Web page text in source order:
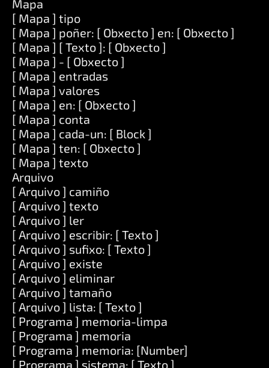
Mapa
[ Mapa ] tipo
[ Mapa ] poñer: [ Obxecto ] en: [ Obxecto ]
[ Mapa ] [ Texto ]: [ Obxecto ]
[ Mapa ] - [ Obxecto ]
[ Mapa ] entradas
[ Mapa ] valores
[ Mapa ] en: [ Obxecto ]
[ Mapa ] conta
[ Mapa ] cada-un: [ Block ]
[ Mapa ] ten: [ Obxecto ]
[ Mapa ] texto
Arquivo
[ Arquivo ] camiño
[ Arquivo ] texto
[ Arquivo ] ler
[ Arquivo ] escribir: [ Texto ]
[ Arquivo ] sufixo: [ Texto ]
[ Arquivo ] existe
[ Arquivo ] eliminar
[ Arquivo ] tamaño
[ Arquivo ] lista: [ Texto ]
[ Programa ] memoria-limpa
[ Programa ] memoria
[ Programa ] memoria: [Number]
[ Programa ] sistema: [ Texto ]